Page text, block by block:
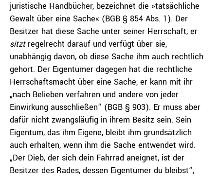
juristische Handbücher, bezeichnet die »tatsächliche
Gewalt über eine Sache« (BGB § 854 Abs. 1). Der
Besitzer hat diese Sache unter seiner Herrschaft, er
sitztregelrecht darauf und verfügt über sie,
unabhängig davon, ob diese Sache ihm auch rechtlich
gehört. Der Eigentümer dagegen hat die rechtliche
Herrschaftsmacht über eine Sache, er kann mit ihr
„nach Belieben verfahren und andere von jeder
Einwirkung ausschließen“ (BGB § 903). Er muss aber
dafür nicht zwangsläufig in ihrem Besitz sein. Sein
Eigentum, das ihm Eigene, bleibt ihm grundsätzlich
auch erhalten, wenn ihm die Sache entwendet wird.
„Der Dieb, der sich dein Fahrrad aneignet, ist der
Besitzer des Rades, dessen Eigentümer du bleibst“,